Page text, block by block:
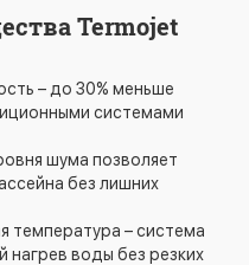
Termojet
– до 30% меньше
системами
шума позволяет
без лишних
температура – ​​система
воды без резких